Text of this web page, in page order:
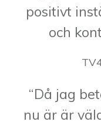
positivt
och
“Då jag
nu är är